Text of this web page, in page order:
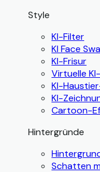
Style
KI-Filter
KI Face
KI-Frisur
Virtuelle
KI-
KI-
Cartoon-
Hintergründe
Schatten